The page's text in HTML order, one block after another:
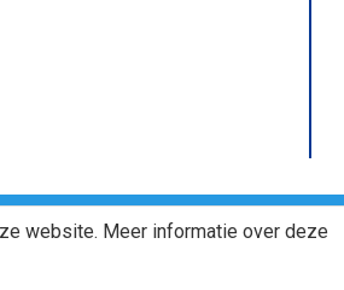
website. Meer informatie over deze